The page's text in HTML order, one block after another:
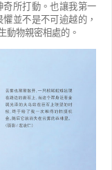
奇所打動。也讓我第一
並不是不可逾越的，
動物親密相處的。